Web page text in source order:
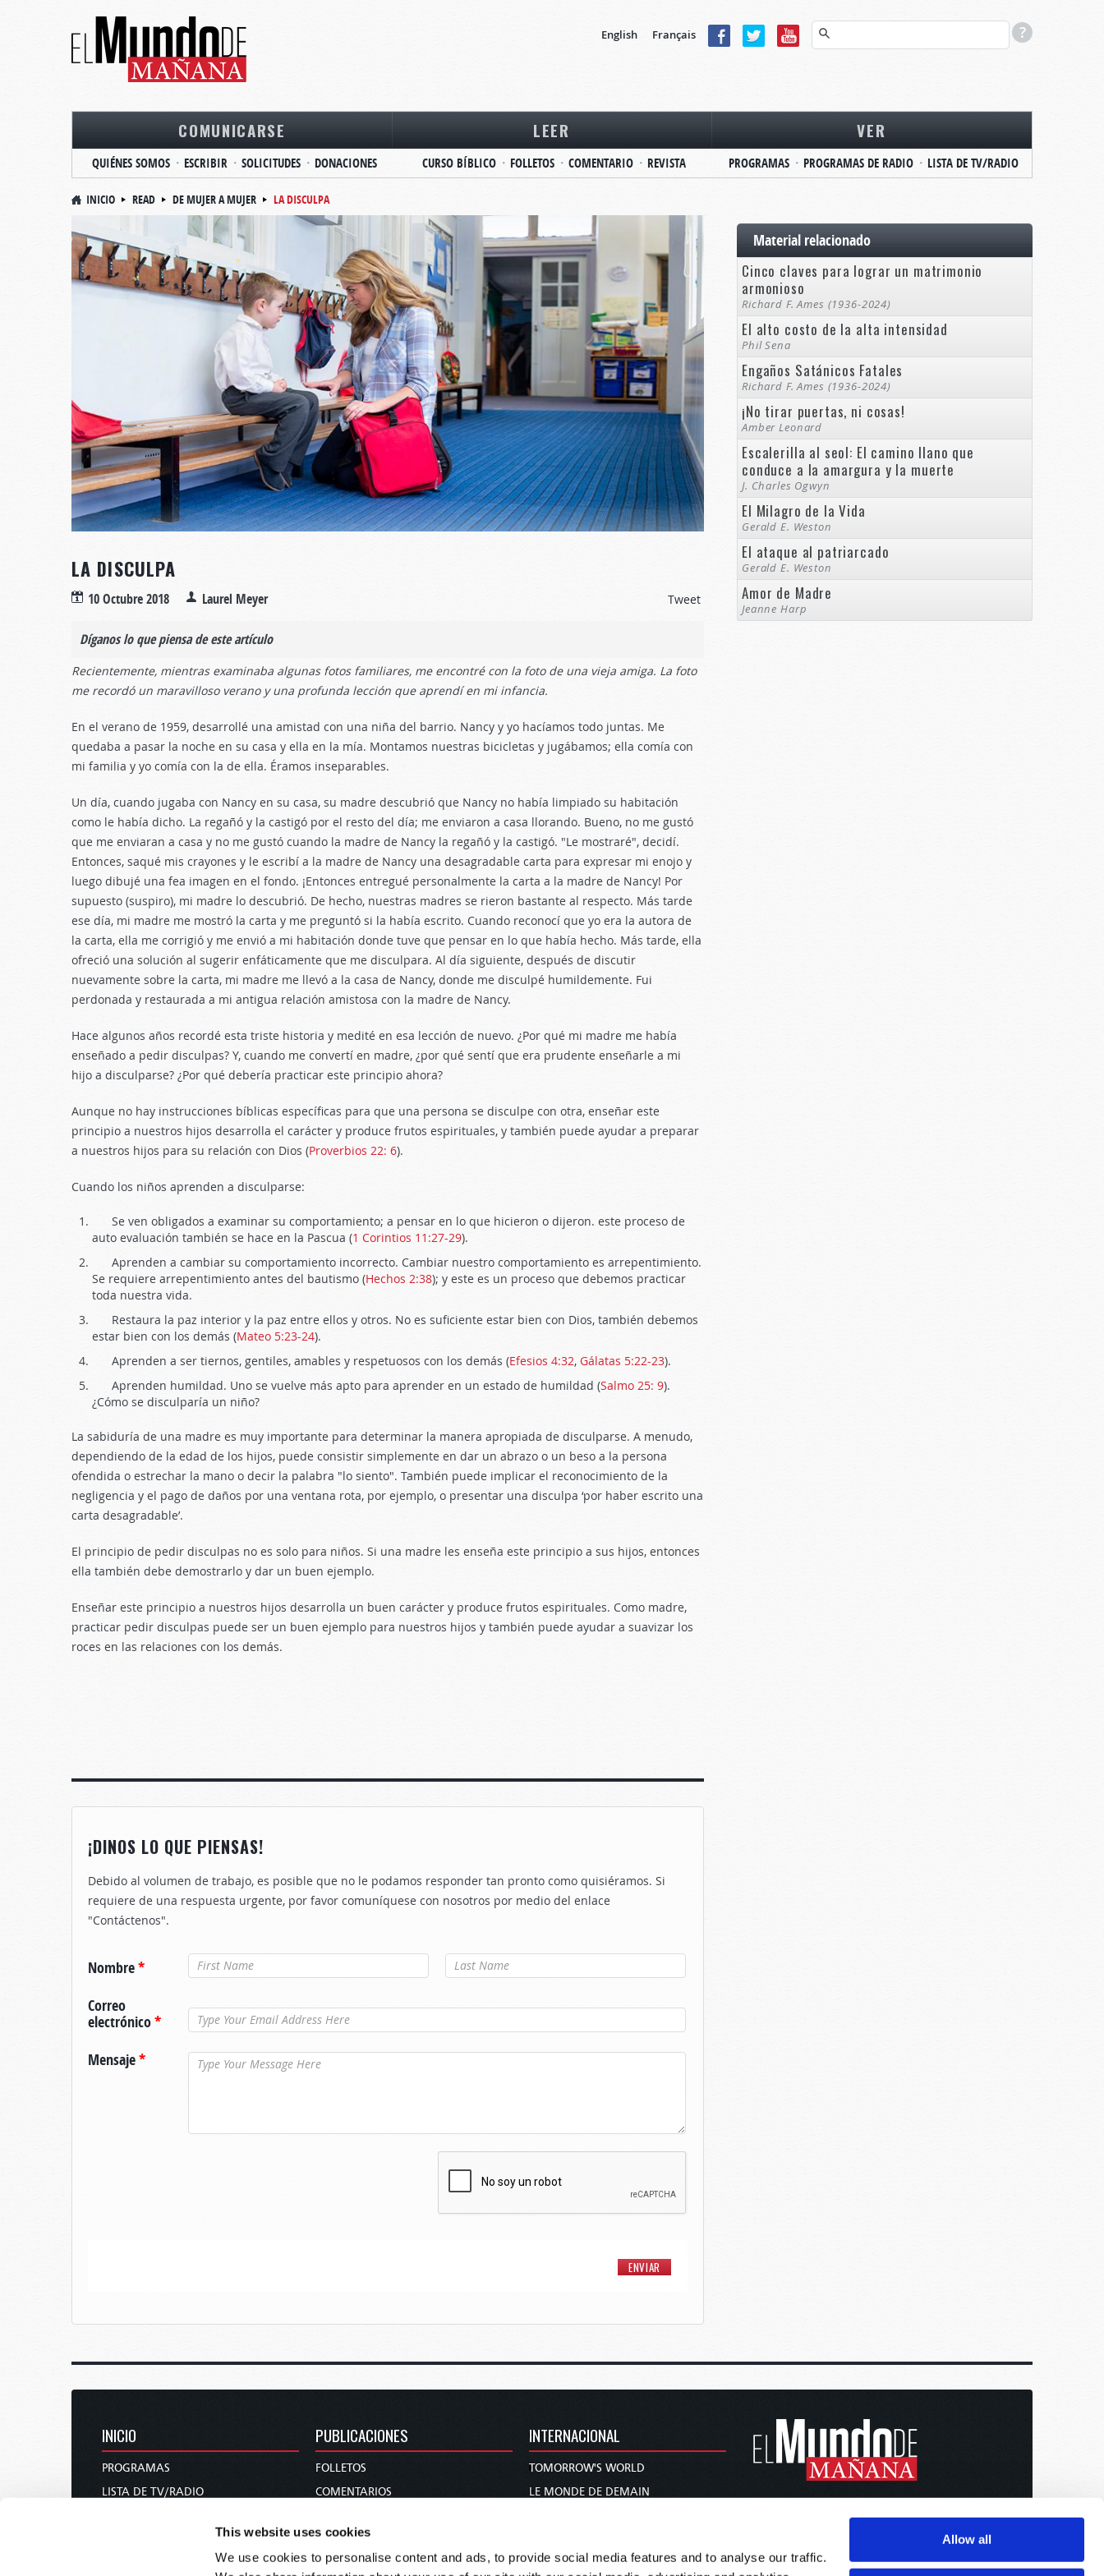
This website uses cookies
We use cookies to personalise content and ads, to provide social media features and to analyse our traffic.
Allow all
English Français
COMUNICARSE
QUIÉNES SOMOS ESCRIBIR SOLICITUDES DONACIONES
LEER
CURSO BÍBLICO FOLLETOS COMENTARIO REVISTA
VER
PROGRAMAS PROGRAMAS DE RADIO LISTA DE TV/RADIO
INICIO READ DE MUJER A MUJER LA DISCULPA
LA DISCULPA
10 Octubre 2018 Laurel Meyer Tweet
Díganos lo que piensa de este artículo
Recientemente, mientras examinaba algunas fotos familiares, me encontré con la foto de una vieja amiga. La foto
me recordó un maravilloso verano y una profunda lección que aprendí en mi infancia.
En el verano de 1959, desarrollé una amistad con una niña del barrio. Nancy y yo hacíamos todo juntas. Me
quedaba a pasar la noche en su casa y ella en la mía. Montamos nuestras bicicletas y jugábamos; ella comía con
mi familia y yo comía con la de ella. Éramos inseparables.
Un día, cuando jugaba con Nancy en su casa, su madre descubrió que Nancy no había limpiado su habitación
como le había dicho. La regañó y la castigó por el resto del día; me enviaron a casa llorando. Bueno, no me gustó
que me enviaran a casa y no me gustó cuando la madre de Nancy la regañó y la castigó. "Le mostraré", decidí.
Entonces, saqué mis crayones y le escribí a la madre de Nancy una desagradable carta para expresar mi enojo y
luego dibujé una fea imagen en el fondo. ¡Entonces entregué personalmente la carta a la madre de Nancy! Por
supuesto (suspiro), mi madre lo descubrió. De hecho, nuestras madres se rieron bastante al respecto. Más tarde
ese día, mi madre me mostró la carta y me preguntó si la había escrito. Cuando reconocí que yo era la autora de
la carta, ella me corrigió y me envió a mi habitación donde tuve que pensar en lo que había hecho. Más tarde, ella
ofreció una solución al sugerir enfáticamente que me disculpara. Al día siguiente, después de discutir
nuevamente sobre la carta, mi madre me llevó a la casa de Nancy, donde me disculpé humildemente. Fui
perdonada y restaurada a mi antigua relación amistosa con la madre de Nancy.
Hace algunos años recordé esta triste historia y medité en esa lección de nuevo. ¿Por qué mi madre me había
enseñado a pedir disculpas? Y, cuando me convertí en madre, ¿por qué sentí que era prudente enseñarle a mi
hijo a disculparse? ¿Por qué debería practicar este principio ahora?
Aunque no hay instrucciones bíblicas específicas para que una persona se disculpe con otra, enseñar este
principio a nuestros hijos desarrolla el carácter y produce frutos espirituales, y también puede ayudar a preparar
a nuestros hijos para su relación con Dios (Proverbios 22: 6).
Cuando los niños aprenden a disculparse:
Se ven obligados a examinar su comportamiento; a pensar en lo que hicieron o dijeron. este proceso de
auto evaluación también se hace en la Pascua (1 Corintios 11:27-29).
Aprenden a cambiar su comportamiento incorrecto. Cambiar nuestro comportamiento es arrepentimiento.
Se requiere arrepentimiento antes del bautismo (Hechos 2:38); y este es un proceso que debemos practicar
toda nuestra vida.
Restaura la paz interior y la paz entre ellos y otros. No es suficiente estar bien con Dios, también debemos
estar bien con los demás (Mateo 5:23-24).
Aprenden a ser tiernos, gentiles, amables y respetuosos con los demás (Efesios 4:32, Gálatas 5:22-23).
Aprenden humildad. Uno se vuelve más apto para aprender en un estado de humildad (Salmo 25: 9).
¿Cómo se disculparía un niño?
La sabiduría de una madre es muy importante para determinar la manera apropiada de disculparse. A menudo,
dependiendo de la edad de los hijos, puede consistir simplemente en dar un abrazo o un beso a la persona
ofendida o estrechar la mano o decir la palabra "lo siento". También puede implicar el reconocimiento de la
negligencia y el pago de daños por una ventana rota, por ejemplo, o presentar una disculpa ‘por haber escrito una
carta desagradable’.
El principio de pedir disculpas no es solo para niños. Si una madre les enseña este principio a sus hijos, entonces
ella también debe demostrarlo y dar un buen ejemplo.
Enseñar este principio a nuestros hijos desarrolla un buen carácter y produce frutos espirituales. Como madre,
practicar pedir disculpas puede ser un buen ejemplo para nuestros hijos y también puede ayudar a suavizar los
roces en las relaciones con los demás.
¡DINOS LO QUE PIENSAS!
Debido al volumen de trabajo, es posible que no le podamos responder tan pronto como quisiéramos. Si
requiere de una respuesta urgente, por favor comuníquese con nosotros por medio del enlace
"Contáctenos".
Nombre* Apellido*
Correo
electrónico*
Mensaje*
Material relacionado
Cinco claves para lograr un matrimonio
armonioso
Richard F. Ames (1936-2024)
El alto costo de la alta intensidad
Phil Sena
Engaños Satánicos Fatales
Richard F. Ames (1936-2024)
¡No tirar puertas, ni cosas!
Amber Leonard
Escalerilla al seol: El camino llano que
conduce a la amargura y la muerte
J. Charles Ogwyn
El Milagro de la Vida
Gerald E. Weston
El ataque al patriarcado
Gerald E. Weston
Amor de Madre
Jeanne Harp
INICIO
PROGRAMAS
LISTA DE TV/RADIO
PUBLICACIONES
FOLLETOS
COMENTARIOS
NOTICIAS Y PROFECÍA
DE MUJER A MUJER
INTERNACIONAL
TOMORROW'S WORLD
LE MONDE DE DEMAIN
WERELD VAN MORE